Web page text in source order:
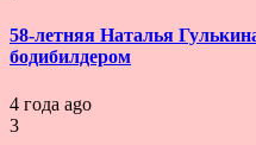
58-летняя Наталья
бодибилдером
4 года ago
3